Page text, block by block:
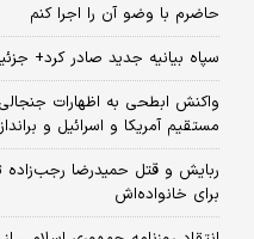
حاضرم با وضو آن را اجرا کنم
سپاه بیانیه جدید صادر کرد+
واکنش ابطحی به اظهارات
مستقیم آمریکا و اسرائیل و
ربایش و قتل حمیدرضا رجب‌زاده
برای خانواده‌اش